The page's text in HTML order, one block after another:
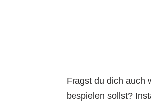
Fragst du dich auch
bespielen sollst?